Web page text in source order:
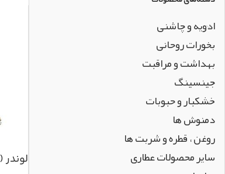
ادویه و چاشنی
بخورات روحانی
بهداشت و مراقبت
جینسینگ
خشکبار و حبوبات
دمنوش ها
روغن ، قطره و شربت ها
سایر محصولات عطاری